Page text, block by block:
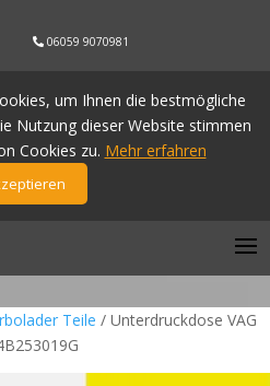
um Ihnen die bestmögliche
Nutzung dieser Website stimmen
Cookies zu. Mehr erfahren
06059 9070981
Teile / Unterdruckdose VAG